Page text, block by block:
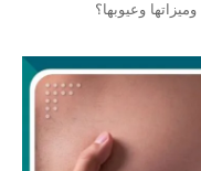
وعيوبها؟